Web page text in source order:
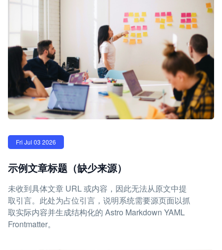
Fri Jul 03 2026
示例文章标题（缺少来源）
未收到具体文章 URL 或内容，因此无法从原文中提
取引言。此处为占位引言，说明系统需要源页面以抓
取实际内容并生成结构化的 Astro Markdown YAML
Frontmatter。